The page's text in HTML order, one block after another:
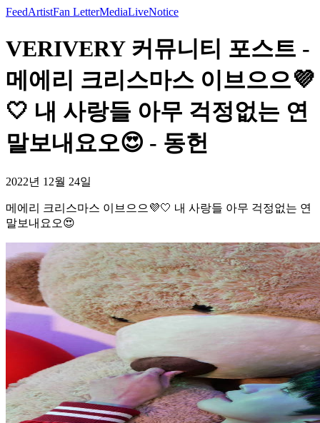
FeedArtistFan LetterMediaLiveNotice
VERIVERY 커뮤니티 포스트 -
메에리 크리스마스 이브으으💜
🤍 내 사랑들 아무 걱정없는 연
말보내요오😍 - 동헌
2022년 12월 24일
메에리 크리스마스 이브으으💜🤍 내 사랑들 아무 걱정없는 연
말보내요오😍